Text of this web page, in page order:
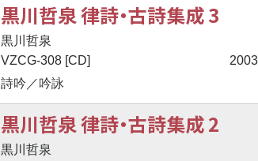
黒川哲泉 律詩・古詩集成 3
黒川哲泉
VZCG-308 [CD]
詩吟／吟詠
黒川哲泉 律詩・古詩集成 2
黒川哲泉